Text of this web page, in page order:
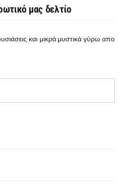
μας δελτίο
και μικρά μυστικά γύρω απο